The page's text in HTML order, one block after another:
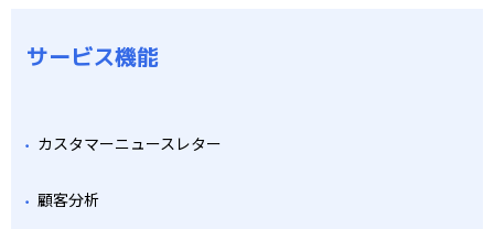
サービス機能
カスタマーニュースレター
顧客分析